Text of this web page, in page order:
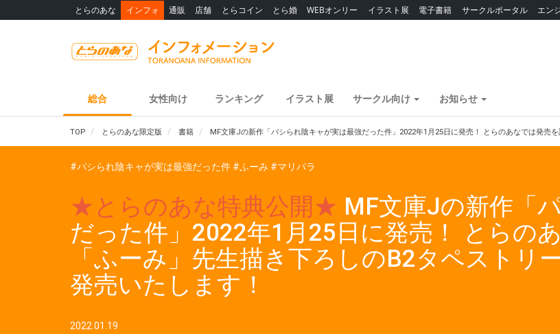
とらのあな インフォ 通販 店舗 とらコイン とら婚 WEBオンリー イラスト展 電子書籍 サークルポータル エン
総合 女性向け ランキング イラスト展 サークル向け お知らせ
TOP とらのあな限定版 書籍 MF文庫Jの新作「パシられ陰キャが実は最強だった件」2022年1月25日に発売！ とらのあなでは発売
#パシられ陰キャが実は最強だった件 #ふーみ #マリパラ
★とらのあな特典公開★ MF文庫Jの新作「
だった件」2022年1月25日に発売！ とらの
「ふーみ」先生描き下ろしのB2タペストリ
発売いたします！
2022.01.19